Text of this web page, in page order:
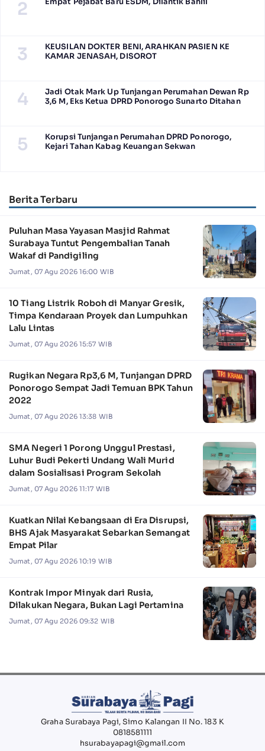
2 Empat Pejabat Baru ESDM, Dilantik Bahlil
3
KEUSILAN DOKTER BENI, ARAHKAN PASIEN KE
KAMAR JENASAH, DISOROT
4
Jadi Otak Mark Up Tunjangan Perumahan Dewan Rp
3,6 M, Eks Ketua DPRD Ponorogo Sunarto Ditahan
5
Korupsi Tunjangan Perumahan DPRD Ponorogo,
Kejari Tahan Kabag Keuangan Sekwan
Berita Terbaru
Puluhan Masa Yayasan Masjid Rahmat
Surabaya Tuntut Pengembalian Tanah
Wakaf di Pandigiling
Jumat, 07 Agu 2026 16:00 WIB
10 Tiang Listrik Roboh di Manyar Gresik,
Timpa Kendaraan Proyek dan Lumpuhkan
Lalu Lintas
Jumat, 07 Agu 2026 15:57 WIB
Rugikan Negara Rp3,6 M, Tunjangan DPRD
Ponorogo Sempat Jadi Temuan BPK Tahun
2022
Jumat, 07 Agu 2026 13:38 WIB
SMA Negeri 1 Porong Unggul Prestasi,
Luhur Budi Pekerti Undang Wali Murid
dalam Sosialisasi Program Sekolah
Jumat, 07 Agu 2026 11:17 WIB
Kuatkan Nilai Kebangsaan di Era Disrupsi,
BHS Ajak Masyarakat Sebarkan Semangat
Empat Pilar
Jumat, 07 Agu 2026 10:19 WIB
Kontrak Impor Minyak dari Rusia,
Dilakukan Negara, Bukan Lagi Pertamina
Jumat, 07 Agu 2026 09:32 WIB
Graha Surabaya Pagi, Simo Kalangan II No. 183 K
0818581111
hsurabayapagi@gmail.com